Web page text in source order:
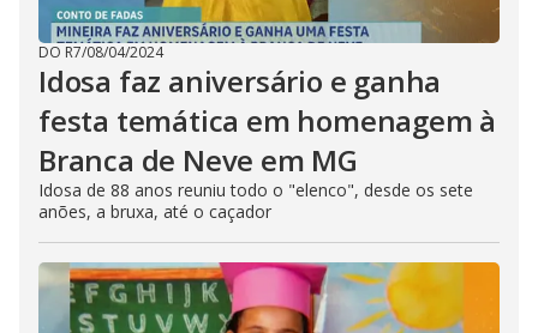
DO R7/08/04/2024
Idosa faz aniversário e ganha
festa temática em homenagem à
Branca de Neve em MG
Idosa de 88 anos reuniu todo o "elenco", desde os sete
anões, a bruxa, até o caçador